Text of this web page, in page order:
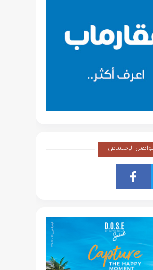
الإجتماعي